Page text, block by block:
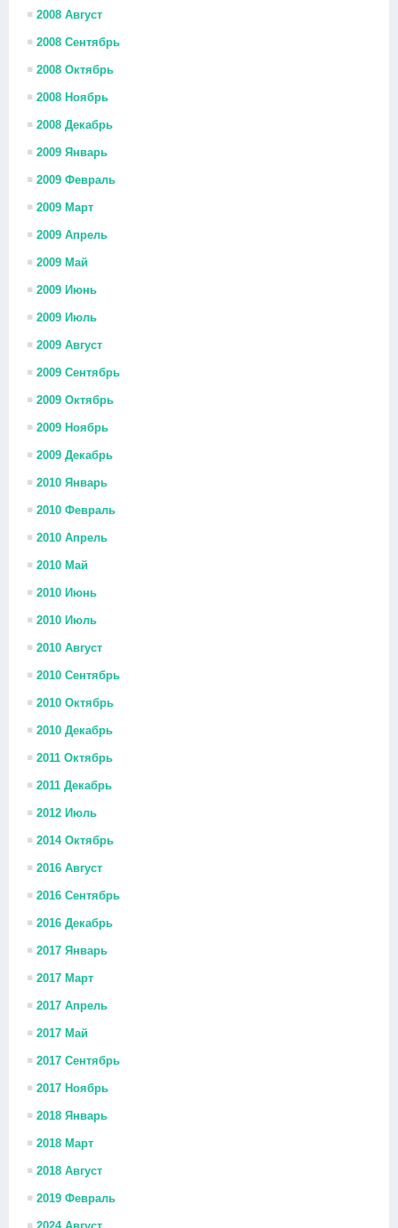
2008 Август
2008 Сентябрь
2008 Октябрь
2008 Ноябрь
2008 Декабрь
2009 Январь
2009 Февраль
2009 Март
2009 Апрель
2009 Май
2009 Июнь
2009 Июль
2009 Август
2009 Сентябрь
2009 Октябрь
2009 Ноябрь
2009 Декабрь
2010 Январь
2010 Февраль
2010 Апрель
2010 Май
2010 Июнь
2010 Июль
2010 Август
2010 Сентябрь
2010 Октябрь
2010 Декабрь
2011 Октябрь
2011 Декабрь
2012 Июль
2014 Октябрь
2016 Август
2016 Сентябрь
2016 Декабрь
2017 Январь
2017 Март
2017 Апрель
2017 Май
2017 Сентябрь
2017 Ноябрь
2018 Январь
2018 Март
2018 Август
2019 Февраль